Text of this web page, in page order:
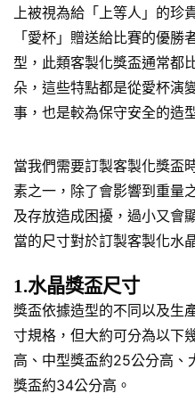
上被視為給「上等人」的珍
「愛杯」贈送給比賽的優
型，此類客製化獎盃通常都
朵，這些特點都是從愛杯演
事，也是較為保守安全的造
當我們需要訂製客製化獎盃
素之一，除了會影響到重量
及存放造成困擾，過小又會
當的尺寸對於訂製客製化水
1.水晶獎盃尺寸
獎盃依據造型的不同以及生
寸規格，但大約可分為以下
高、中型獎盃約25公分高、
獎盃約34公分高。